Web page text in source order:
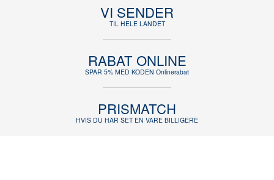
VI SENDER
TIL HELE LANDET
RABAT ONLINE
SPAR 5% MED KODEN Onlinerabat
PRISMATCH
HVIS DU HAR SET EN VARE BILLIGERE